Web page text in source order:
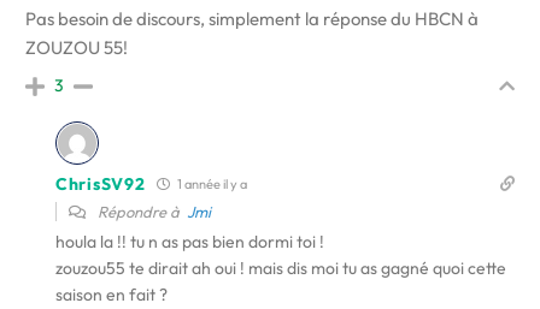
Pas besoin de discours, simplement la réponse du HBCN à
ZOUZOU 55!
3
ChrisSV92 1 année il y a
Répondre à Jmi
houla la !! tu n as pas bien dormi toi !
zouzou55 te dirait ah oui ! mais dis moi tu as gagné quoi cette
saison en fait ?